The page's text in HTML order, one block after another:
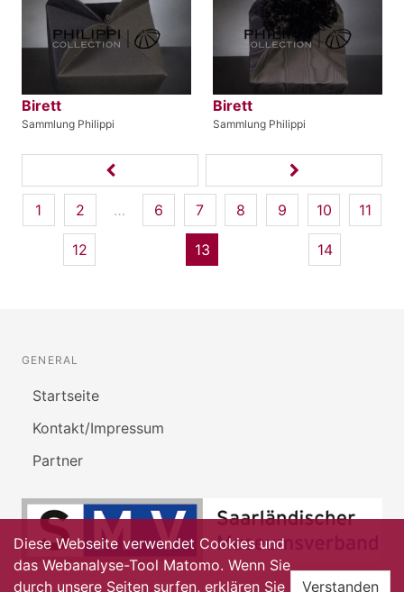
Birett
Sammlung Philippi
Birett
Sammlung Philippi
1 2 … 6 7 8 9 10 11
12 13 14
GENERAL
Startseite
Kontakt/Impressum
Partner
Diese Webseite verwendet Cookies und
das Webanalyse-Tool Matomo. Wenn Sie
durch unsere Seiten surfen, erklären Sie
Verstanden